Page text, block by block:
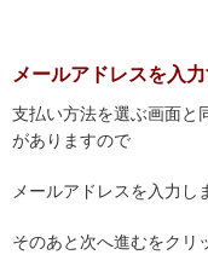
メールアドレスを入
支払い方法を選ぶ画面と
がありますので
メールアドレスを入力し
そのあと次へ進むをクリ